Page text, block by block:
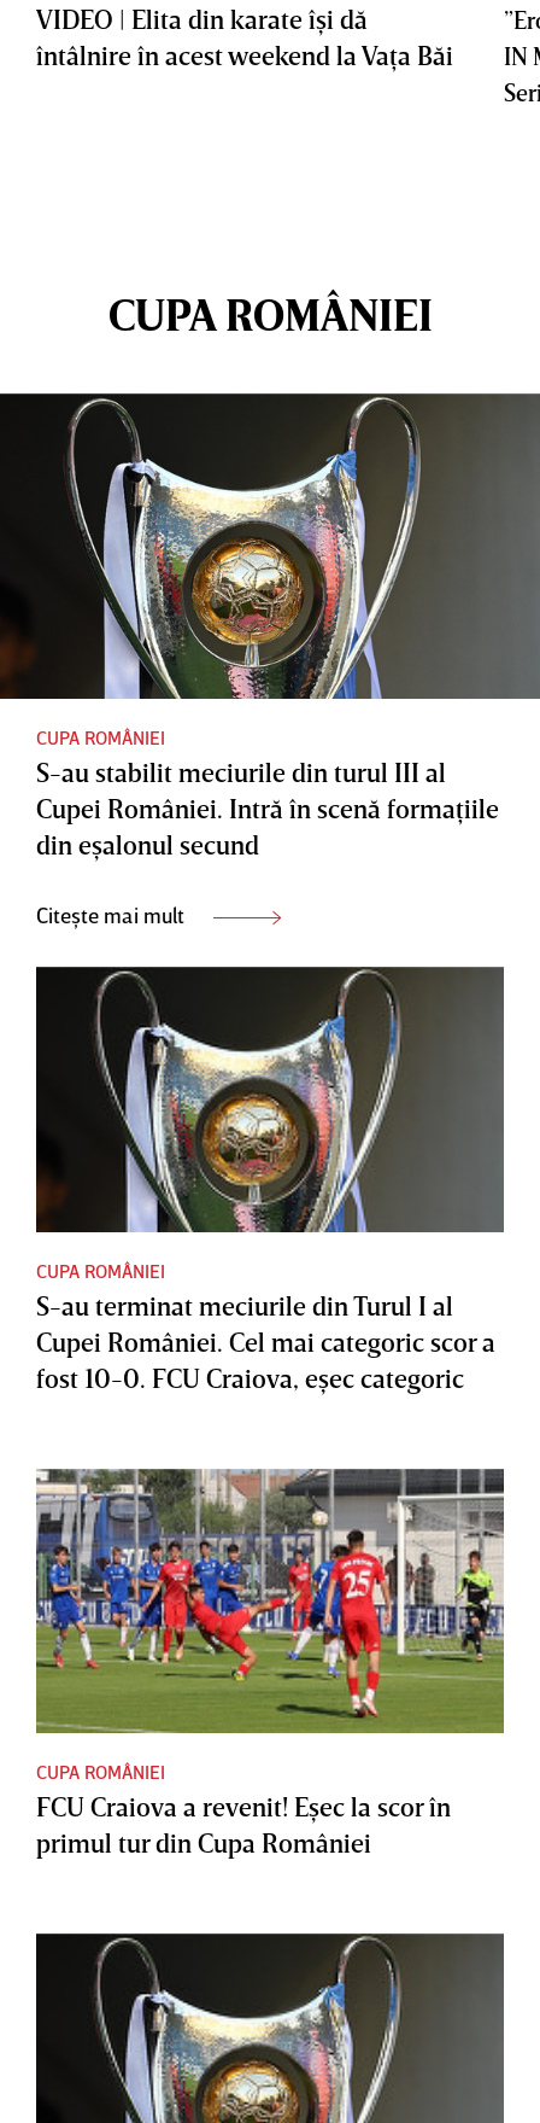
VIDEO | Elita din karate îşi dă
întâlnire în acest weekend la Vaţa Băi
IN
CUPA ROMÂNIEI
CUPA ROMÂNIEI
S-au stabilit meciurile din turul III al
Cupei României. Intră în scenă formaţiile
din eşalonul secund
Citește mai mult
CUPA ROMÂNIEI
S-au terminat meciurile din Turul I al
Cupei României. Cel mai categoric scor a
fost 10-0. FCU Craiova, eşec categoric
CUPA ROMÂNIEI
FCU Craiova a revenit! Eşec la scor în
primul tur din Cupa României